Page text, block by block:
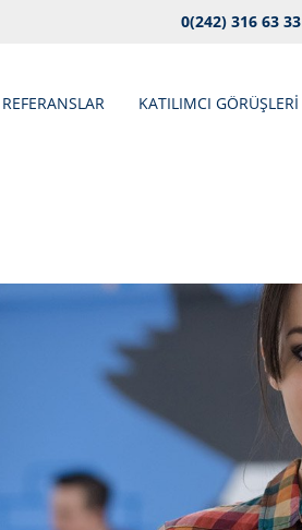
0(242) 316 63 33
REFERANSLAR KATILIMCI GÖRÜŞLERİ